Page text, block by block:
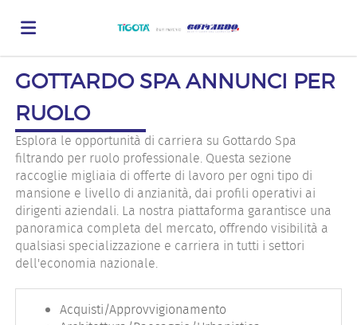
Home
Offerte
di
lavoro
Carica
il
CV
Login
Lingua
GOTTARDO SPA ANNUNCI PER
RUOLO
Esplora le opportunità di carriera su Gottardo Spa
filtrando per ruolo professionale. Questa sezione
raccoglie migliaia di offerte di lavoro per ogni tipo di
mansione e livello di anzianità, dai profili operativi ai
dirigenti aziendali. La nostra piattaforma garantisce una
panoramica completa del mercato, offrendo visibilità a
qualsiasi specializzazione e carriera in tutti i settori
dell'economia nazionale.
Acquisti/Approvvigionamento